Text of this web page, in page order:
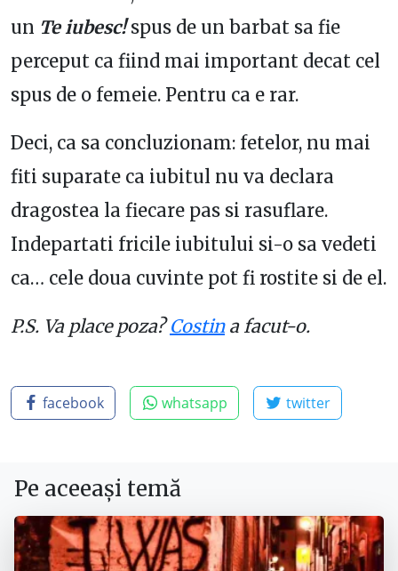
un Te iubesc!spus de un barbat sa fie
perceput ca fiind mai important decat cel
spus de o femeie. Pentru ca e rar.
Deci, ca sa concluzionam: fetelor, nu mai
fiti suparate ca iubitul nu va declara
dragostea la fiecare pas si rasuflare.
Indepartati fricile iubitului si-o sa vedeti
ca… cele doua cuvinte pot fi rostite si de el.
P.S. Va place poza?Costina facut-o.
facebook whatsapp twitter
Pe aceeași temă